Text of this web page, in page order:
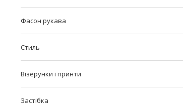
Фасон рукава
Стиль
Візерунки і принти
Застібка